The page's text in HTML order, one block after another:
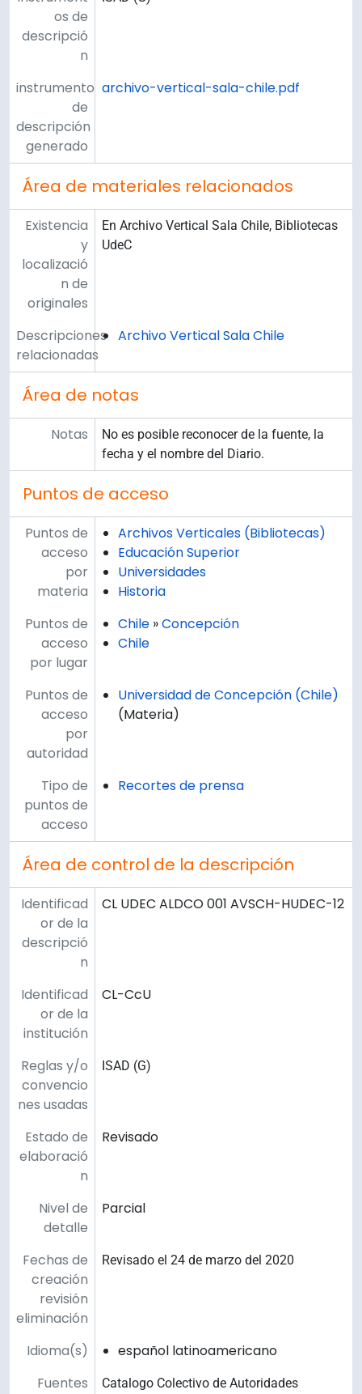
os de
descripció
n
instrumento
de
descripción
generado
archivo-vertical-sala-chile.pdf
Área de materiales relacionados
Existencia
y
localizació
n de
originales
En Archivo Vertical Sala Chile, Bibliotecas
UdeC
Descripciones
relacionadas
Archivo Vertical Sala Chile
Área de notas
Notas
No es posible reconocer de la fuente, la
fecha y el nombre del Diario.
Puntos de acceso
Puntos de
acceso
por
materia
Archivos Verticales (Bibliotecas)
Educación Superior
Universidades
Historia
Puntos de
acceso
por lugar
Chile »Concepción
Chile
Puntos de
acceso
por
autoridad
Universidad de Concepción (Chile)
(Materia)
Tipo de
puntos de
acceso
Recortes de prensa
Área de control de la descripción
Identificad
or de la
descripció
n
CL UDEC ALDCO 001 AVSCH-HUDEC-12
Identificad
or de la
institución
CL-CcU
Reglas y/o
convencio
nes usadas
ISAD (G)
Estado de
elaboració
n
Revisado
Nivel de
detalle
Parcial
Fechas de
creación
revisión
eliminación
Revisado el 24 de marzo del 2020
Idioma(s)
español latinoamericano
Fuentes
Catalogo Colectivo de Autoridades